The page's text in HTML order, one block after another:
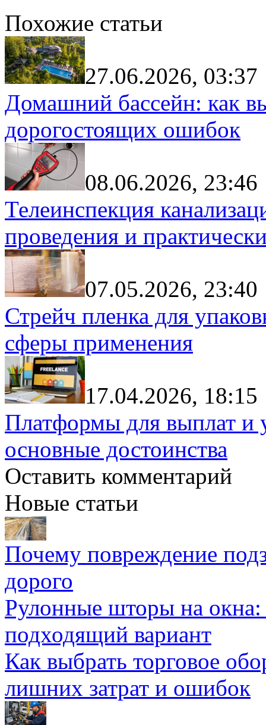
Похожие статьи
27.06.2026, 03:37
Домашний бассейн: как
дорогостоящих ошибок
08.06.2026, 23:46
Телеинспекция
проведения и
07.05.2026, 23:40
Стрейч пленка для
сферы применения
17.04.2026, 18:15
Платформы для выплат и
основные достоинства
Оставить комментарий
Новые статьи
Почему повреждение
дорого
Рулонные шторы на
подходящий вариант
Как выбрать торговое
лишних затрат и ошибок